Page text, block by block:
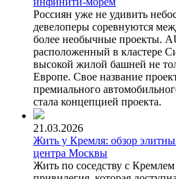
Россиян уже не удивить
девелоперы соревнуются
более необычные проекты.
расположенный в кластере
высокой жилой башней не
Европе. Свое название
премиального
стала концепцией проекта.
21.03.2026
Жить у Кремля: обзор
центра Москвы
Жить по соседству с